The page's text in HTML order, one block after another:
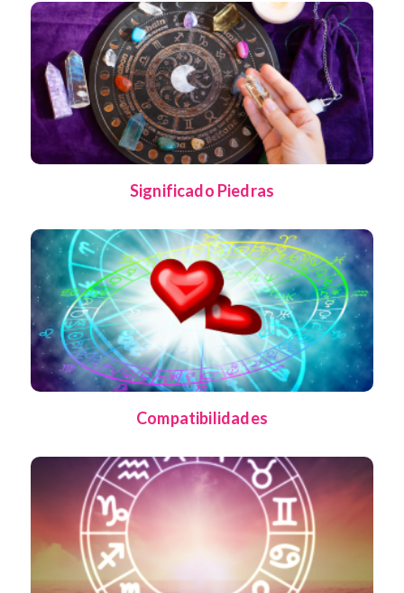
Significado Piedras
Compatibilidades